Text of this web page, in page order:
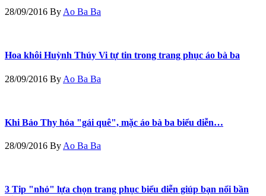
28/09/2016 By Ao Ba Ba
Hoa khôi Huỳnh Thúy Vi tự tin trong trang phục áo bà ba
28/09/2016 By Ao Ba Ba
Khi Bảo Thy hóa "gái quê", mặc áo bà ba biểu diễn…
28/09/2016 By Ao Ba Ba
3 Tip "nhỏ" lựa chọn trang phục biểu diễn giúp bạn nổi bần